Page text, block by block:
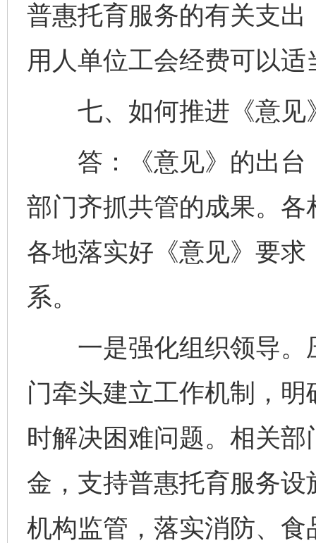
普惠托育服务的有关支
用人单位工会经费可以适
七、如何推进《意见
答：《意见》的出台
部门齐抓共管的成果。
各地落实好《意见》要求
系。
一是强化组织领导。
门牵头建立工作机制，
时解决困难问题。相关
金，支持普惠托育服务
机构监管，落实消防、